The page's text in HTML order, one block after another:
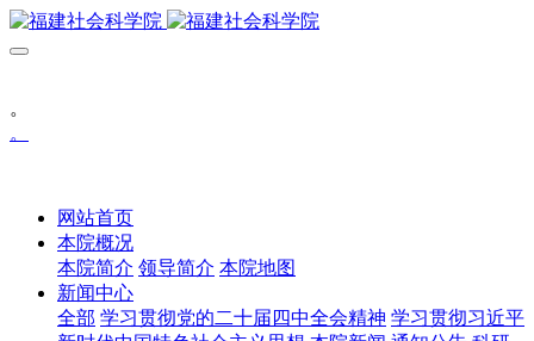
。
。
网站首页
本院概况
本院简介 领导简介 本院地图
新闻中心
全部 学习贯彻党的二十届四中全会精神 学习贯彻习近平